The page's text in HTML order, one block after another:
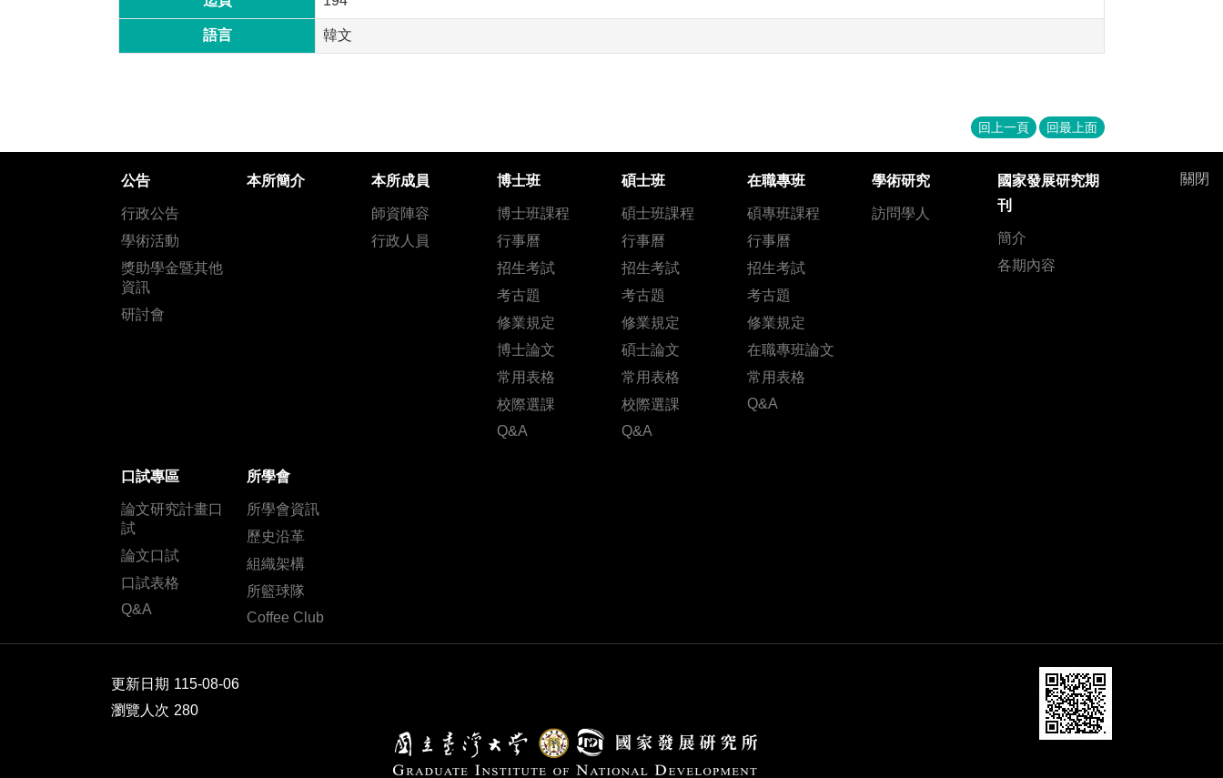
語言 韓文
回上一頁 回最上面
關閉
公告
行政公告
學術活動
獎助學金暨其他
資訊
研討會
本所簡介 本所成員
師資陣容
行政人員
博士班
博士班課程
行事曆
招生考試
考古題
修業規定
博士論文
常用表格
校際選課
Q&A
碩士班
碩士班課程
行事曆
招生考試
考古題
修業規定
碩士論文
常用表格
校際選課
Q&A
在職專班
碩專班課程
行事曆
招生考試
考古題
修業規定
在職專班論文
常用表格
Q&A
學術研究
訪問學人
國家發展研究期
刊
簡介
各期內容
口試專區
論文研究計畫口
試
論文口試
口試表格
Q&A
所學會
所學會資訊
歷史沿革
組織架構
所籃球隊
Coffee Club
更新日期 115-08-06
瀏覽人次 280